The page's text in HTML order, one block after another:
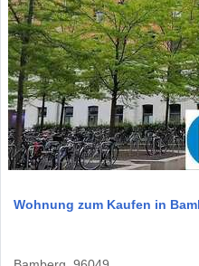
Wohnung zum Kaufen in